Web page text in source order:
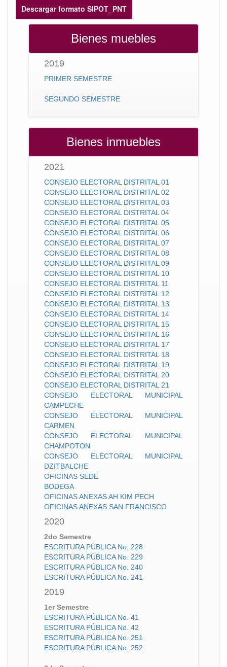
Descargar formato SIPOT_PNT
Bienes muebles
2019
PRIMER SEMESTRE
SEGUNDO SEMESTRE
Bienes inmuebles
2021
CONSEJO ELECTORAL DISTRITAL 01
CONSEJO ELECTORAL DISTRITAL 02
CONSEJO ELECTORAL DISTRITAL 03
CONSEJO ELECTORAL DISTRITAL 04
CONSEJO ELECTORAL DISTRITAL 05
CONSEJO ELECTORAL DISTRITAL 06
CONSEJO ELECTORAL DISTRITAL 07
CONSEJO ELECTORAL DISTRITAL 08
CONSEJO ELECTORAL DISTRITAL 09
CONSEJO ELECTORAL DISTRITAL 10
CONSEJO ELECTORAL DISTRITAL 11
CONSEJO ELECTORAL DISTRITAL 12
CONSEJO ELECTORAL DISTRITAL 13
CONSEJO ELECTORAL DISTRITAL 14
CONSEJO ELECTORAL DISTRITAL 15
CONSEJO ELECTORAL DISTRITAL 16
CONSEJO ELECTORAL DISTRITAL 17
CONSEJO ELECTORAL DISTRITAL 18
CONSEJO ELECTORAL DISTRITAL 19
CONSEJO ELECTORAL DISTRITAL 20
CONSEJO ELECTORAL DISTRITAL 21
CONSEJO ELECTORAL MUNICIPAL
CAMPECHE
CONSEJO ELECTORAL MUNICIPAL
CARMEN
CONSEJO ELECTORAL MUNICIPAL
CHAMPOTON
CONSEJO ELECTORAL MUNICIPAL
DZITBALCHE
OFICINAS SEDE
BODEGA
OFICINAS ANEXAS AH KIM PECH
OFICINAS ANEXAS SAN FRANCISCO
2020
2do Semestre
ESCRITURA PÚBLICA No. 228
ESCRITURA PÚBLICA No. 229
ESCRITURA PÚBLICA No. 240
ESCRITURA PÚBLICA No. 241
2019
1er Semestre
ESCRITURA PÚBLICA No. 41
ESCRITURA PÚBLICA No. 42
ESCRITURA PÚBLICA No. 251
ESCRITURA PÚBLICA No. 252